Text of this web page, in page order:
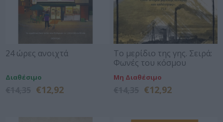
24 ώρες ανοιχτά
Διαθέσιμο
€12,92
Το μερίδιο της γης. Σειρά:
Φωνές του κόσμου
Μη Διαθέσιμο
€12,92